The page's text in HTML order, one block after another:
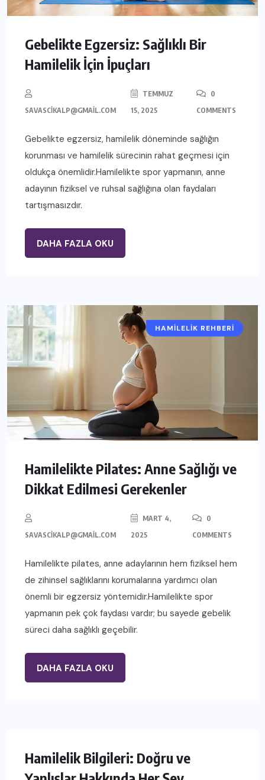
Gebelikte Egzersiz: Sağlıklı Bir
Hamilelik İçin İpuçları
SAVASCIKALP@GMAIL.COM
TEMMUZ
15, 2025
0
COMMENTS
Gebelikte egzersiz, hamilelik döneminde sağlığın
korunması ve hamilelik sürecinin rahat geçmesi için
oldukça önemlidir.Hamilelikte spor yapmanın, anne
adayının fiziksel ve ruhsal sağlığına olan faydaları
tartışmasızdır.
DAHA FAZLA OKU
HAMILELIK REHBERI
Hamilelikte Pilates: Anne Sağlığı ve
Dikkat Edilmesi Gerekenler
SAVASCIKALP@GMAIL.COM
MART 4,
2025
0
COMMENTS
Hamilelikte pilates, anne adaylarının hem fiziksel hem
de zihinsel sağlıklarını korumalarına yardımcı olan
önemli bir egzersiz yöntemidir.Hamilelikte spor
yapmanın pek çok faydası vardır; bu sayede gebelik
süreci daha sağlıklı geçebilir.
DAHA FAZLA OKU
Hamilelik Bilgileri: Doğru ve